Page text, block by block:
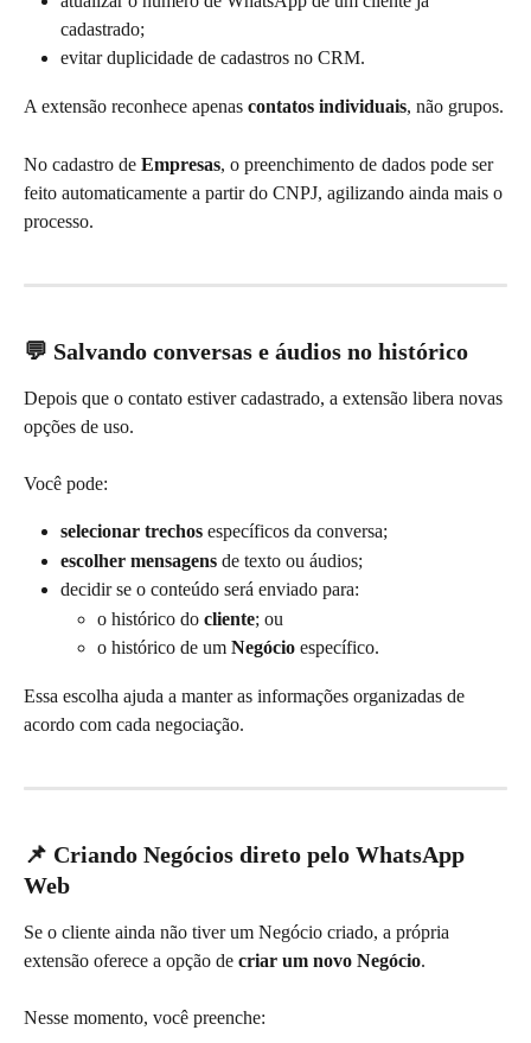
cadastrado;
evitar duplicidade de cadastros no CRM.
A extensão reconhece apenas contatos individuais, não grupos.
No cadastro de Empresas, o preenchimento de dados pode ser
feito automaticamente a partir do CNPJ, agilizando ainda mais o
processo.
💬 Salvando conversas e áudios no histórico
Depois que o contato estiver cadastrado, a extensão libera novas
opções de uso.
Você pode:
selecionar trechos específicos da conversa;
escolher mensagens de texto ou áudios;
decidir se o conteúdo será enviado para:
o histórico do cliente; ou
o histórico de um Negócio específico.
Essa escolha ajuda a manter as informações organizadas de
acordo com cada negociação.
📌 Criando Negócios direto pelo WhatsApp
Web
Se o cliente ainda não tiver um Negócio criado, a própria
extensão oferece a opção de criar um novo Negócio.
Nesse momento, você preenche: